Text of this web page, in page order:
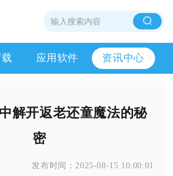
应用软件 资讯中心
解开返老还童魔法的秘
密
发布时间： 2025-08-15 10:00:01